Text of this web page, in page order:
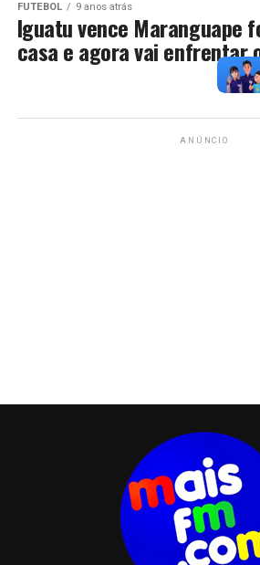
FUTEBOL 9 anos atrás
Iguatu vence Maranguape
casa e agora vai enfrentar
ANÚNCIO